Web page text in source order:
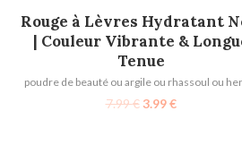
AJOUTER AU PANIER
Rouge à Lèvres Hydratant
| Couleur Vibrante &
Tenue
poudre de beauté ou argile ou rhassoul ou
7.99€ 3.99€